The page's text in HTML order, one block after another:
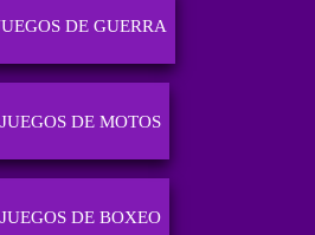
DE GUERRA
JUEGOS DE MOTOS
JUEGOS DE BOXEO